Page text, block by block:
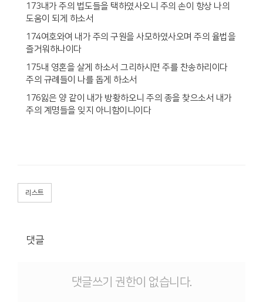
173내가 주의 법도들을 택하였사오니 주의 손이 항상 나의
도움이 되게 하소서
174여호와여 내가 주의 구원을 사모하였사오며 주의 율법을
즐거워하나이다
175내 영혼을 살게 하소서 그리하시면 주를 찬송하리이다
주의 규례들이 나를 돕게 하소서
176잃은 양 같이 내가 방황하오니 주의 종을 찾으소서 내가
주의 계명들을 잊지 아니함이니이다
리스트
댓글
댓글쓰기 권한이 없습니다.